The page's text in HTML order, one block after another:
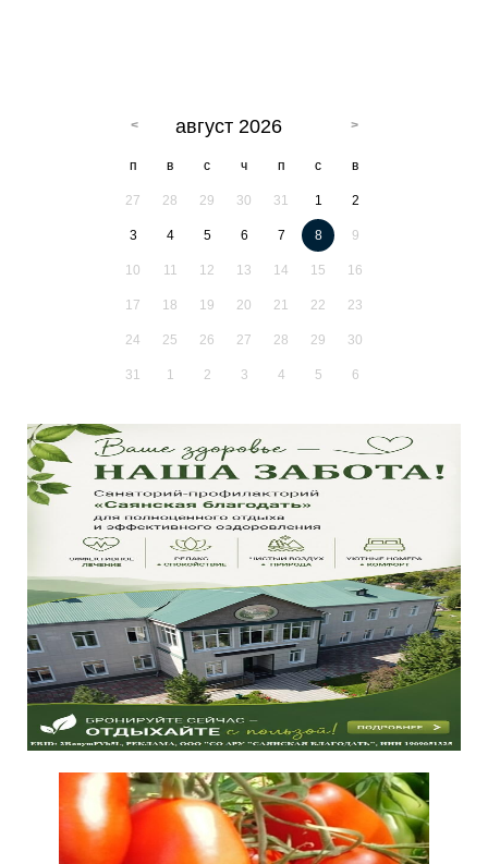
август 2026
п в с ч п с в
27 28 29 30 31 1 2
3 4 5 6 7 8 9
10 11 12 13 14 15 16
17 18 19 20 21 22 23
24 25 26 27 28 29 30
31 1 2 3 4 5 6